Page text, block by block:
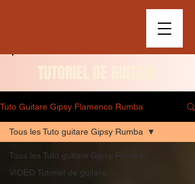
TUTORIEL DE GUITARE
Tuto Guitare Gipsy Flamenco Rumba
Tous les Tuto guitare Gipsy Rumba
VIDÉO Tutoriel de guitare
Tous les Tuto guitare Gipsy Rumba